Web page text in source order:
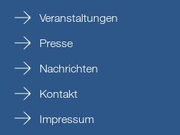
Veranstaltungen
Presse
Nachrichten
Kontakt
Impressum